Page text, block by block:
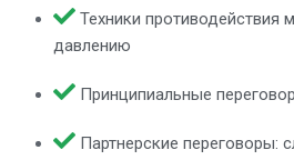
Техники противодействия
давлению
Принципиальные
Партнерские переговоры: